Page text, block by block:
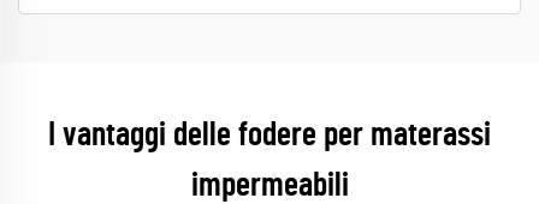
I vantaggi delle fodere per materassi
impermeabili